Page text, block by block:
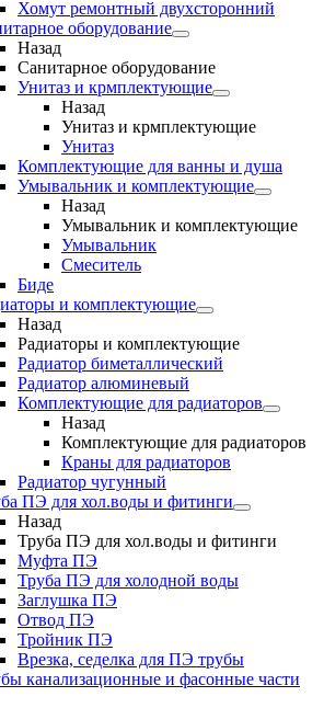
Хомут ремонтный двухсторонний
оборудование
Назад
Санитарное оборудование
Унитаз и крмплектующие
Назад
Унитаз и крмплектующие
Унитаз
Комплектующие для ванны и душа
Умывальник и комплектующие
Назад
Умывальник и комплектующие
Умывальник
Смеситель
Биде
и комплектующие
Назад
Радиаторы и комплектующие
Радиатор биметаллический
Радиатор алюминевый
Комплектующие для радиаторов
Назад
Комплектующие для радиаторов
Краны для радиаторов
Радиатор чугунный
ПЭ для хол.воды и фитинги
Назад
Труба ПЭ для хол.воды и фитинги
Муфта ПЭ
Труба ПЭ для холодной воды
Заглушка ПЭ
Отвод ПЭ
Тройник ПЭ
Врезка, седелка для ПЭ трубы
канализационные и фасонные части